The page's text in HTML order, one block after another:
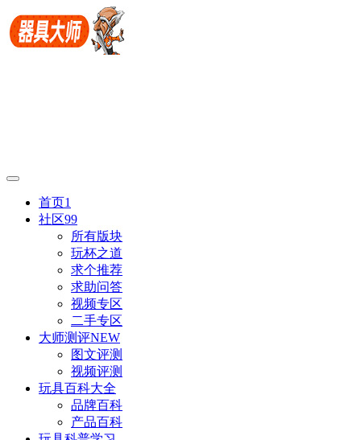
首页1
社区99
所有版块
玩杯之道
求个推荐
求助问答
视频专区
二手专区
大师测评NEW
图文评测
视频评测
玩具百科大全
品牌百科
产品百科